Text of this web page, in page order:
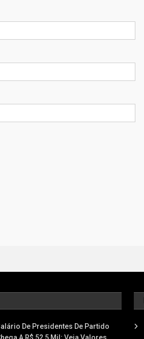
De Presidentes De Partido